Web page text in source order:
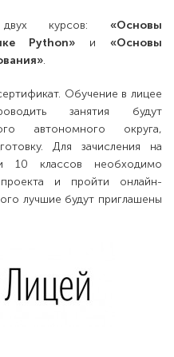
курсов: «Основы
Python» и«Основы
.
Обучение в лицее
занятия будут
автономного округа,
Для зачисления на
классов необходимо
и пройти онлайн-
лучшие будут приглашены